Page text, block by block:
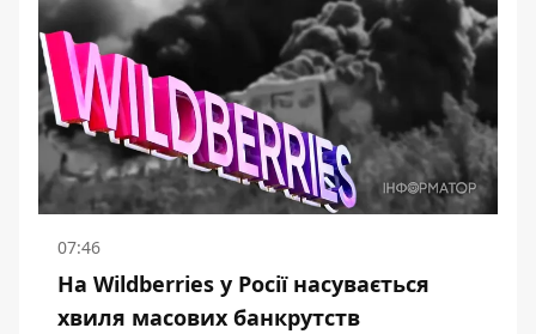
07:46
На Wildberries у Росії насувається
хвиля масових банкрутств